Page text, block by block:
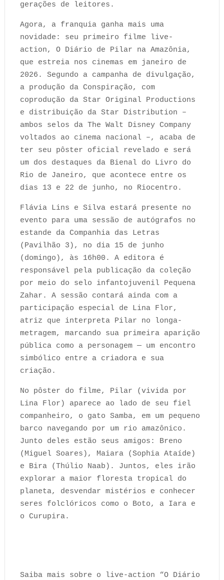
gerações de leitores.
Agora, a franquia ganha mais uma
novidade: seu primeiro filme live-
action, O Diário de Pilar na Amazônia,
que estreia nos cinemas em janeiro de
2026. Segundo a campanha de divulgação,
a produção da Conspiração, com
coprodução da Star Original Productions
e distribuição da Star Distribution –
ambos selos da The Walt Disney Company
voltados ao cinema nacional –, acaba de
ter seu pôster oficial revelado e será
um dos destaques da Bienal do Livro do
Rio de Janeiro, que acontece entre os
dias 13 e 22 de junho, no Riocentro.
Flávia Lins e Silva estará presente no
evento para uma sessão de autógrafos no
estande da Companhia das Letras
(Pavilhão 3), no dia 15 de junho
(domingo), às 16h00. A editora é
responsável pela publicação da coleção
por meio do selo infantojuvenil Pequena
Zahar. A sessão contará ainda com a
participação especial de Lina Flor,
atriz que interpreta Pilar no longa-
metragem, marcando sua primeira aparição
pública como a personagem — um encontro
simbólico entre a criadora e sua
criação.
No pôster do filme, Pilar (vivida por
Lina Flor) aparece ao lado de seu fiel
companheiro, o gato Samba, em um pequeno
barco navegando por um rio amazônico.
Junto deles estão seus amigos: Breno
(Miguel Soares), Maiara (Sophia Ataíde)
e Bira (Thúlio Naab). Juntos, eles irão
explorar a maior floresta tropical do
planeta, desvendar mistérios e conhecer
seres folclóricos como o Boto, a Iara e
o Curupira.
Saiba mais sobre o live-action “O Diário